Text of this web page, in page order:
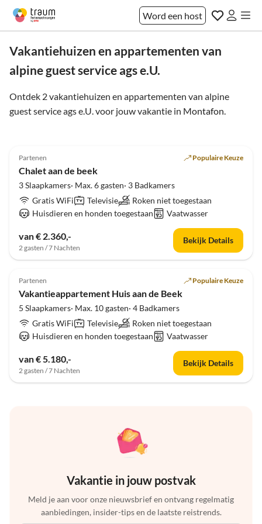
Word een host
Vakantiehuizen en appartementen van
alpine guest service ags e.U.
Ontdek 2 vakantiehuizen en appartementen van alpine
guest service ags e.U. voor jouw vakantie in Montafon.
Partenen Populaire Keuze
Chalet aan de beek
3 Slaapkamers· Max. 6 gasten· 3 Badkamers
Gratis WiFi
Televisie
Roken niet toegestaan
Huisdieren en honden toegestaan
Vaatwasser
van € 2.360,-
2 gasten / 7 Nachten
Bekijk Details
5.0 (3)
Partenen Populaire Keuze
Vakantieappartement Huis aan de Beek
5 Slaapkamers· Max. 10 gasten· 4 Badkamers
Gratis WiFi
Televisie
Roken niet toegestaan
Huisdieren en honden toegestaan
Vaatwasser
van € 5.180,-
2 gasten / 7 Nachten
Bekijk Details
Vakantie in jouw postvak
Meld je aan voor onze nieuwsbrief en ontvang regelmatig
aanbiedingen, insider-tips en de laatste reistrends.